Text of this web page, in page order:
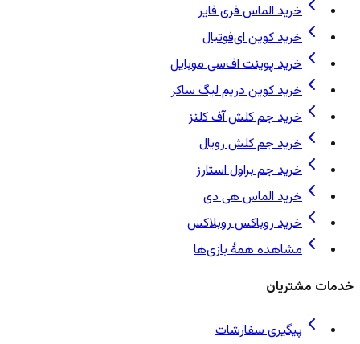
خرید الماس فری فایر
خرید کوین ای‌فوتبال
خرید پوینت اف‌سی موبایل
خرید کوین دریم لیگ ساکر
خرید جم کلش آف کلنز
خرید جم کلش رویال
خرید جم براول استارز
خرید الماس هی دی
خرید روباکس روبلاکس
مشاهده همهٔ بازی‌ها
خدمات مشتریان
پیگیری سفارشات